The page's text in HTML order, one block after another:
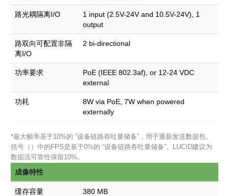
路光耦隔离I/O
1 input (2.5V-24V and 10.5V-24V), 1
output
路双向可配置非隔
离I/O
2 bi-directional
功率要求
PoE (IEEE 802.3af), or 12-24 VDC
external
功耗
8W via PoE, 7W when powered
externally
*最大帧率基于10%的 “设备链路吞吐量储备”，用于重新发送数据包。
括号（）中的FPS是基于0%的 “设备链路吞吐量储备”。LUCID建议为
数据流可靠性保留10%。
成像特性
缓存容量 380 MB